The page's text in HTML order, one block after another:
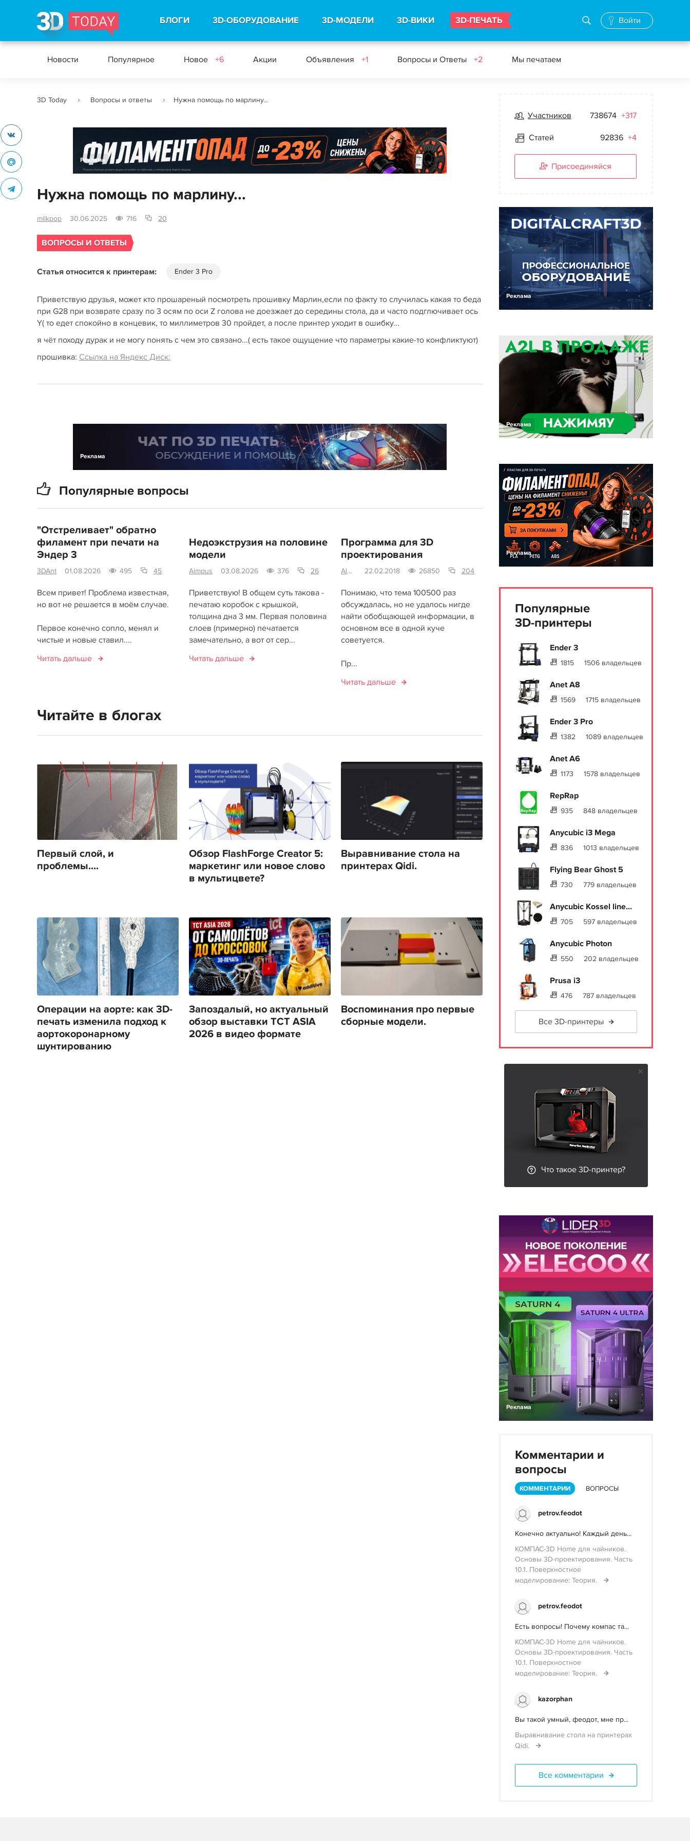
БЛОГИ 3D-ОБОРУДОВАНИЕ 3D-МОДЕЛИ 3D-ВИКИ 3D-ПЕЧАТЬ Войти
Новости Популярное Новое +6 Акции Объявления +1 Вопросы и Ответы +2 Мы печатаем
3D Today Вопросы и ответы Нужна помощь по марлину...
Реклама
Нужна помощь по марлину...
milkpop 30.06.2025 716 20
ВОПРОСЫ И ОТВЕТЫ
Статья относится к принтерам: Ender 3 Pro
Приветствую друзья, может кто прошареный посмотреть прошивку Марлин,если по факту то случилась какая то беда
при G28 при возврате сразу по 3 осям по оси Z голова не доезжает до середины стола, да и часто подглючивает ось
Y( то едет спокойно в концевик, то миллиметров 30 пройдет, а после принтер уходит в ошибку...
я чёт походу дурак и не могу понять с чем это связано...( есть такое ощущение что параметры какие-то конфликтуют)
прошивка: Ссылка на Яндекс Диск:
Популярные вопросы
"Отстреливает" обратно
филамент при печати на
Эндер 3
3DAnt 01.08.2026 495 45
Всем привет! Проблема известная,
но вот не решается в моём случае.
Первое конечно сопло, менял и
чистые и новые ставил....
Читать дальше
Недоэкструзия на половине
модели
Aimpus 03.08.2026 376 26
Приветствую! В общем суть такова -
печатаю коробок с крышкой,
толщина дна 3 мм. Первая половина
слоев (примерно) печатается
замечательно, а вот от сер...
Читать дальше
Программа для 3D
проектирования
Alex-S 22.02.2018 26850 204
Понимаю, что тема 100500 раз
обсуждалась, но не удалось нигде
найти обобщающей информации, в
основном все в одной куче
советуется.
Пр...
Читать дальше
Реклама
Читайте в блогах
Первый слой, и
проблемы....
Обзор FlashForge Creator 5:
маркетинг или новое слово
в мультицвете?
Выравнивание стола на
принтерах Qidi.
Операции на аорте: как 3D-
печать изменила подход к
аортокоронарному
шунтированию
Запоздалый, но актуальный
обзор выставки TCT ASIA
2026 в видео формате
Воспоминания про первые
сборные модели.
Участников 738674 +317
Статей 92836 +4
Присоединяйся
Реклама
Реклама
Реклама
Популярные
3D-принтеры
Ender 3
1815 1506 владельцев
Anet A8
1569 1715 владельцев
Ender 3 Pro
1382 1089 владельцев
Anet A6
1173 1578 владельцев
RepRap
935 848 владельцев
Anycubic i3 Mega
836 1013 владельцев
Flying Bear Ghost 5
730 779 владельцев
Anycubic Kossel line...
705 597 владельцев
Anycubic Photon
550 202 владельцев
Prusa i3
476 787 владельцев
Все 3D-принтеры
Что такое 3D-принтер?
Реклама
Комментарии и
вопросы
КОММЕНТАРИИ ВОПРОСЫ
petrov.feodot
Конечно актуально! Каждый день...
КОМПАС-3D Home для чайников.
Основы 3D-проектирования. Часть
10.1. Поверхностное
моделирование: Теория.
petrov.feodot
Есть вопросы! Почему компас та...
КОМПАС-3D Home для чайников.
Основы 3D-проектирования. Часть
10.1. Поверхностное
моделирование: Теория.
kazorphan
Вы такой умный, феодот, мне пр...
Выравнивание стола на принтерах
Qidi.
Все комментарии